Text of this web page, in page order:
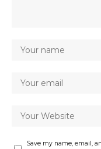
Save my name, email,